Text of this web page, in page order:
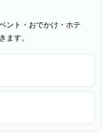
ント・おでかけ・ホテ
ます。